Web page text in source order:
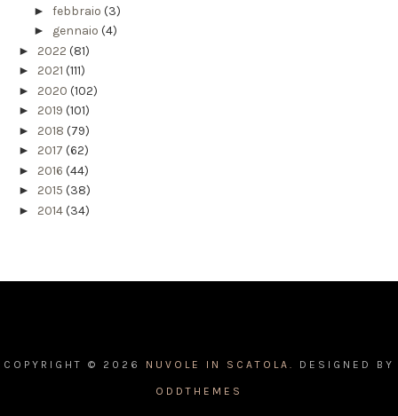
► febbraio (3)
► gennaio (4)
► 2022 (81)
► 2021 (111)
► 2020 (102)
► 2019 (101)
► 2018 (79)
► 2017 (62)
► 2016 (44)
► 2015 (38)
► 2014(34)
COPYRIGHT © 2026 NUVOLE IN SCATOLA. DESIGNED BY
ODDTHEMES